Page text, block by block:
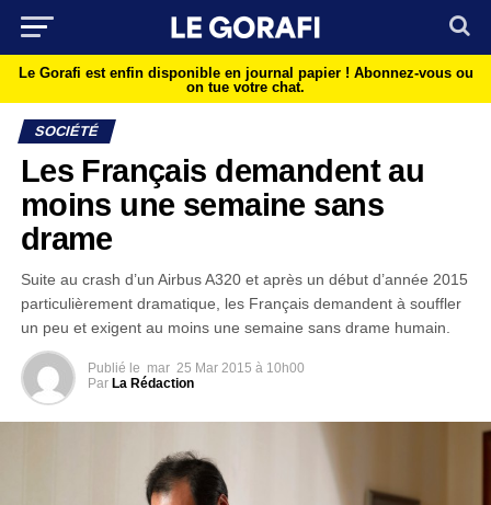
Le Gorafi est enfin disponible en journal papier ! Abonnez-vous ou
on tue votre chat.
SOCIÉTÉ
Les Français demandent au
moins une semaine sans
drame
Suite au crash d’un Airbus A320 et après un début d’année 2015
particulièrement dramatique, les Français demandent à souffler
un peu et exigent au moins une semaine sans drame humain.
Publié le mar 25 Mar 2015 à 10h00
Par La Rédaction